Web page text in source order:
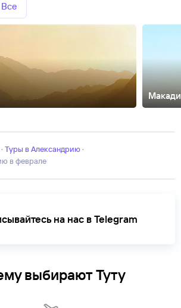
Все
· Туры в Александрию ·
в феврале
на нас в Telegram
выбирают Туту